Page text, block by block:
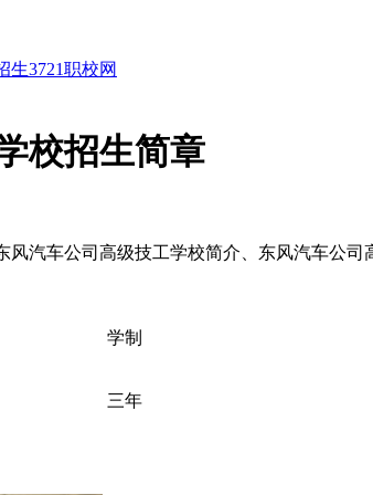
生3721职校网
校招生简章
汽车公司高级技工学校简介、东风汽车公司
学制
三年